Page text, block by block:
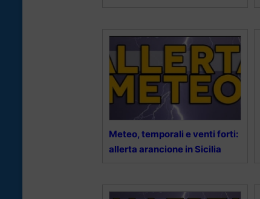
Meteo, temporali e venti forti:
allerta arancione in Sicilia